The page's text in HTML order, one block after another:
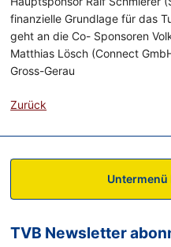
finanzielle Grundlage für das
geht an die Co- Sponsoren
Matthias Lösch (Connect
Gross-Gerau
Zurück
TVB Newsletter